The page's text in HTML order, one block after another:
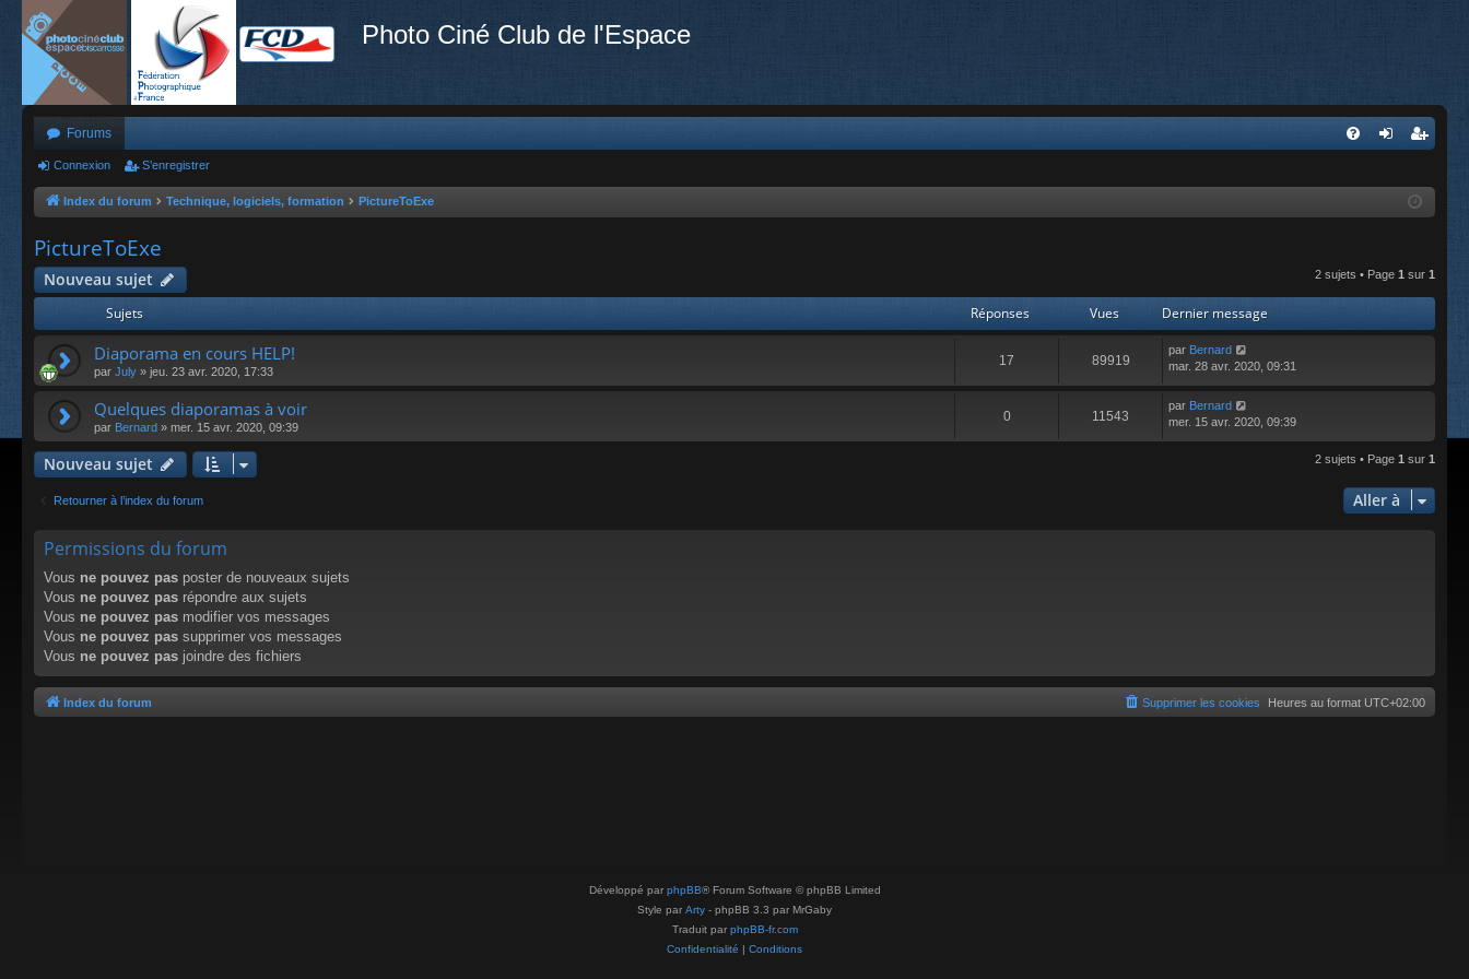
Photo Ciné Club de l'Espace
Forums
nr
re
r
Connexion S’enregistrer
Index du forum Technique, logiciels, formation PictureToExe
PictureToExe
Nouveau sujet 2 sujets • Page 1 sur 1
Sujets Réponses Vues Dernier message
Diaporama en cours HELP!
par July » jeu. 23 avr. 2020, 17:33
17 89919
par Bernard
mar. 28 avr. 2020, 09:31
Quelques diaporamas à voir
par Bernard » mer. 15 avr. 2020, 09:39
0 11543
par Bernard
mer. 15 avr. 2020, 09:39
Nouveau sujet 2 sujets • Page 1 sur 1
Retourner à l’index du forum Aller à
Permissions du forum
Vous ne pouvez pas poster de nouveaux sujets
Vous ne pouvez pas répondre aux sujets
Vous ne pouvez pas modifier vos messages
Vous ne pouvez pas supprimer vos messages
Vous ne pouvez pas joindre des fichiers
Index du forum Heures au format UTC+02:00
Supprimer les cookies
Développé par phpBB® Forum Software © phpBB Limited
Style par Arty - phpBB 3.3 par MrGaby
Traduit par phpBB-fr.com
Confidentialité | Conditions